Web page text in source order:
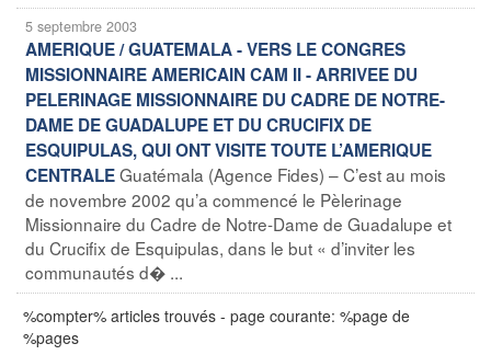
5 septembre 2003
AMERIQUE / GUATEMALA - VERS LE CONGRES
MISSIONNAIRE AMERICAIN CAM II - ARRIVEE DU
PELERINAGE MISSIONNAIRE DU CADRE DE NOTRE-
DAME DE GUADALUPE ET DU CRUCIFIX DE
ESQUIPULAS, QUI ONT VISITE TOUTE L’AMERIQUE
CENTRALEGuatémala (Agence Fides) – C’est au mois
de novembre 2002 qu’a commencé le Pèlerinage
Missionnaire du Cadre de Notre-Dame de Guadalupe et
du Crucifix de Esquipulas, dans le but « d’inviter les
communautés d� ...
%compter% articles trouvés - page courante: %page de
%pages